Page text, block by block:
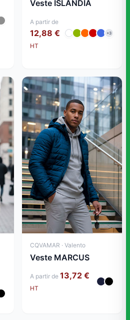
Veste ISLANDIA
A partir de
12,88 €
HT
+3
CQVAMAR · Valento
Veste MARCUS
A partir de 13,72 €
HT